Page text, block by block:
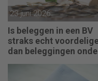
23 juni 2026
Is beleggen in een BV
straks echt
dan beleggingen